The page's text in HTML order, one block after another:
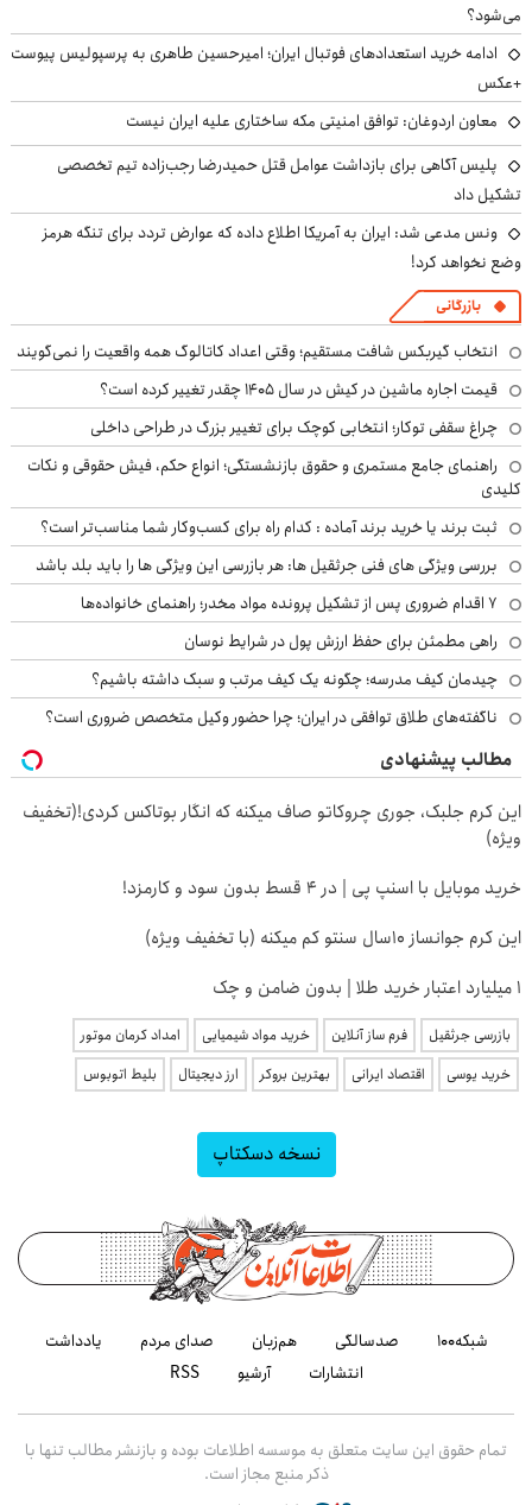
می‌شود؟
ادامه خرید استعدادهای فوتبال ایران؛ امیرحسین طاهری به پرسپولیس پیوست
+عکس
معاون اردوغان: توافق امنیتی مکه ساختاری علیه ایران نیست
پلیس آگاهی برای بازداشت عوامل قتل حمیدرضا رجب‌زاده تیم تخصصی
تشکیل داد
ونس مدعی شد: ایران به آمریکا اطلاع داده که عوارض تردد برای تنگه هرمز
وضع نخواهد کرد!
بازرگانی
انتخاب گیربکس شافت مستقیم؛ وقتی اعداد کاتالوگ همه واقعیت را نمی‌گویند
قیمت اجاره ماشین در کیش در سال ۱۴۰۵ چقدر تغییر کرده است؟
چراغ سقفی توکار؛ انتخابی کوچک برای تغییر بزرگ در طراحی داخلی
راهنمای جامع مستمری و حقوق بازنشستگی؛ انواع حکم، فیش حقوقی و نکات
کلیدی
ثبت برند یا خرید برند آماده : کدام راه برای کسب‌وکار شما مناسب‌تر است؟
بررسی ویژگی های فنی جرثقیل ها: هر بازرسی این ویژگی ها را باید بلد باشد
۷ اقدام ضروری پس از تشکیل پرونده مواد مخدر؛ راهنمای خانواده‌ها
راهی مطمئن برای حفظ ارزش پول در شرایط نوسان
چیدمان کیف مدرسه؛ چگونه یک کیف مرتب و سبک داشته باشیم؟
ناگفته‌های طلاق توافقی در ایران؛ چرا حضور وکیل متخصص ضروری است؟
مطالب پیشنهادی
این کرم جلبک، جوری چروکاتو صاف میکنه که انگار بوتاکس کردی!(تخفیف
ویژه)
خرید موبایل با اسنپ پی | در ۴ قسط بدون سود و کارمزد!
این کرم جوانساز 10سال سنتو کم میکنه (با تخفیف ویژه)
۱ میلیارد اعتبار خرید طلا | بدون ضامن و چک
بازرسی جرثقیل فرم ساز آنلاین خرید مواد شیمیایی
امداد کرمان موتور
خرید یوسی
اقتصاد ایرانی بهترین بروکر ارز دیجیتال بلیط اتوبوس
نسخه دسکتاپ
شبکه۱۰۰ صدسالگی هم‌زبان صدای مردم
یادداشت
انتشارات
آرشیو RSS
تمام حقوق این سایت متعلق به موسسه اطلاعات بوده و بازنشر مطالب تنها با
ذکر منبع مجاز است.